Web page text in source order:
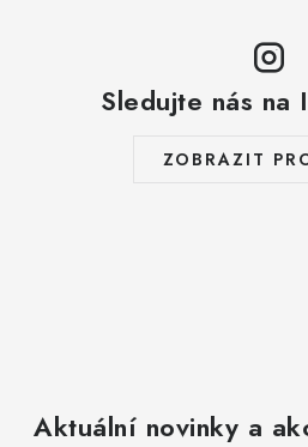
Sledujte nás na
ZOBRAZIT
Aktuální novinky a